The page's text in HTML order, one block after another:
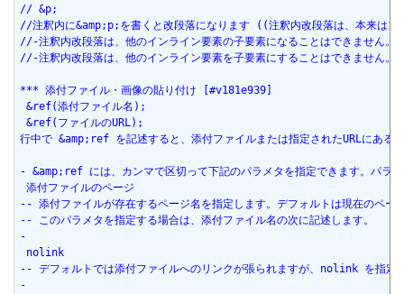
// &p;
//注釈内に&amp;p;を書くと改段落になります ((注釈内改段落は、本来はブ
//-注釈内改段落は、他のインライン要素の子要素になることはできません。
//-注釈内改段落は、他のインライン要素を子要素にすることはできません。
*** 添付ファイル・画像の貼り付け [#v181e939]
&ref(添付ファイル名);
&ref(ファイルのURL);
行中で &amp;ref を記述すると、添付ファイルまたは指定されたURLにある
- &amp;ref には、カンマで区切って下記のパラメタを指定できます。パラ
添付ファイルのページ
-- 添付ファイルが存在するページ名を指定します。デフォルトは現在のペー
-- このパラメタを指定する場合は、添付ファイル名の次に記述します。
-
nolink
-- デフォルトでは添付ファイルへのリンクが張られますが、nolink を指定
-